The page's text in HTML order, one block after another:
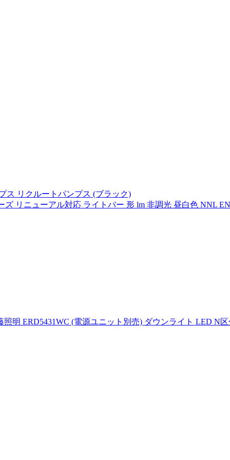
ス リクルートパンプス (ブラック)
ズ リニューアル対応 ライトバー 形 lm 非調光 昼白色 NNL
明 ERD5431WC (電源ユニット別売) ダウンライト LED N